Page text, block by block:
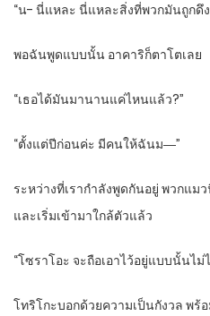
“น- นี่แหละ นี่แหละสิ่งที่พวกมันถูกดึ
พอฉันพูดแบบนั้น อาคาริก็ตาโตเลย
“เธอได้มันมานานแค่ไหนแล้ว?”
“ตั้งแต่ปีก่อนค่ะ มีคนให้ฉันม―”
ระหว่างที่เรากำลังพูดกันอยู่ พวกแ
และเริ่มเข้ามาใกล้ตัวแล้ว
“โซราโอะ จะถือเอาไว้อยู่แบบนั้นไ
โทริโกะบอกด้วยความเป็นกังวล พ